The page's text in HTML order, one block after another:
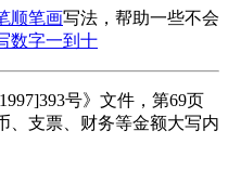
顺笔画写法，帮助一些不会
数字一到十
号》文件，第69页
、支票、财务等金额大写内